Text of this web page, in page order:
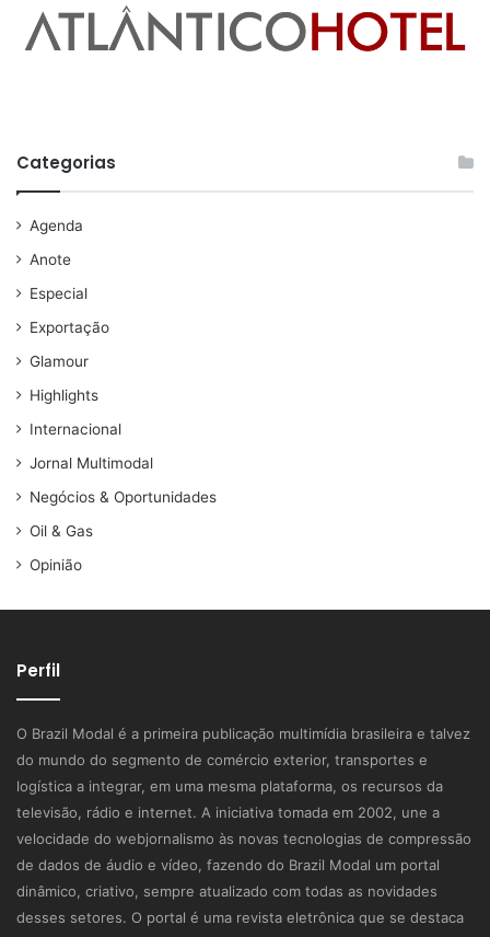
Categorias
Agenda
Anote
Especial
Exportação
Glamour
Highlights
Internacional
Jornal Multimodal
Negócios & Oportunidades
Oil & Gas
Opinião
Perfil
O Brazil Modal é a primeira publicação multimídia brasileira e talvez
do mundo do segmento de comércio exterior, transportes e
logística a integrar, em uma mesma plataforma, os recursos da
televisão, rádio e internet. A iniciativa tomada em 2002, une a
velocidade do webjornalismo às novas tecnologias de compressão
de dados de áudio e vídeo, fazendo do Brazil Modal um portal
dinâmico, criativo, sempre atualizado com todas as novidades
desses setores. O portal é uma revista eletrônica que se destaca